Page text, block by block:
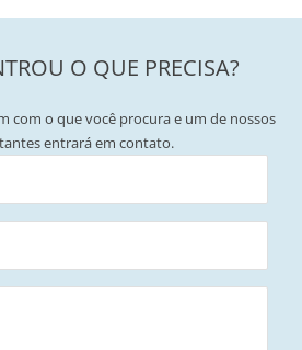
O QUE PRECISA?
com o que você procura e um de nossos
entrará em contato.